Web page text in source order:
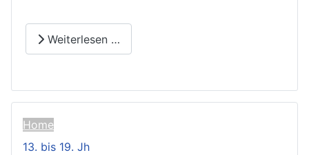
Home
13. bis 19. Jh
Weiterlesen …